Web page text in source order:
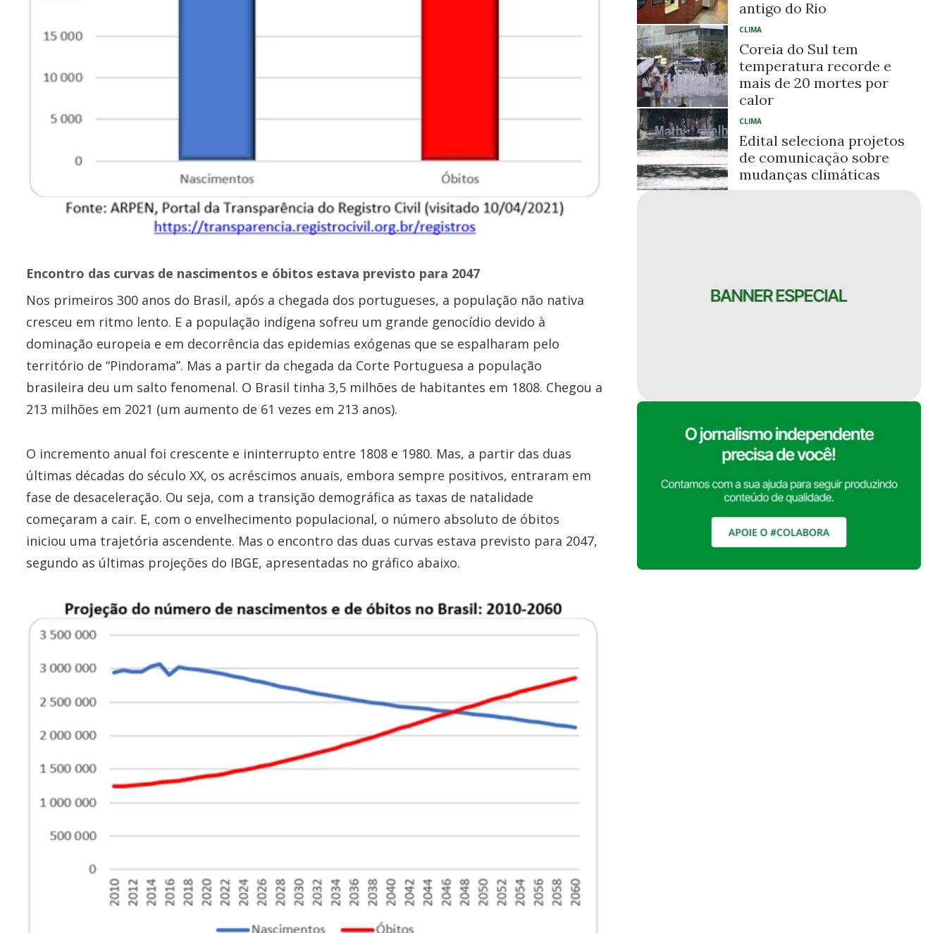
Encontro das curvas de nascimentos e óbitos estava previsto para 2047
Nos primeiros 300 anos do Brasil, após a chegada dos portugueses, a população não nativa
cresceu em ritmo lento. E a população indígena sofreu um grande genocídio devido à
dominação europeia e em decorrência das epidemias exógenas que se espalharam pelo
território de “Pindorama”. Mas a partir da chegada da Corte Portuguesa a população
brasileira deu um salto fenomenal. O Brasil tinha 3,5 milhões de habitantes em 1808. Chegou a
213 milhões em 2021 (um aumento de 61 vezes em 213 anos).
O incremento anual foi crescente e ininterrupto entre 1808 e 1980. Mas, a partir das duas
últimas décadas do século XX, os acréscimos anuais, embora sempre positivos, entraram em
fase de desaceleração. Ou seja, com a transição demográfica as taxas de natalidade
começaram a cair. E, com o envelhecimento populacional, o número absoluto de óbitos
iniciou uma trajetória ascendente. Mas o encontro das duas curvas estava previsto para 2047,
segundo as últimas projeções do IBGE, apresentadas no gráfico abaixo.
antigo do Rio
CLIMA
Coreia do Sul tem
temperatura recorde e
mais de 20 mortes por
calor
CLIMA
Edital seleciona projetos
de comunicação sobre
mudanças climáticas